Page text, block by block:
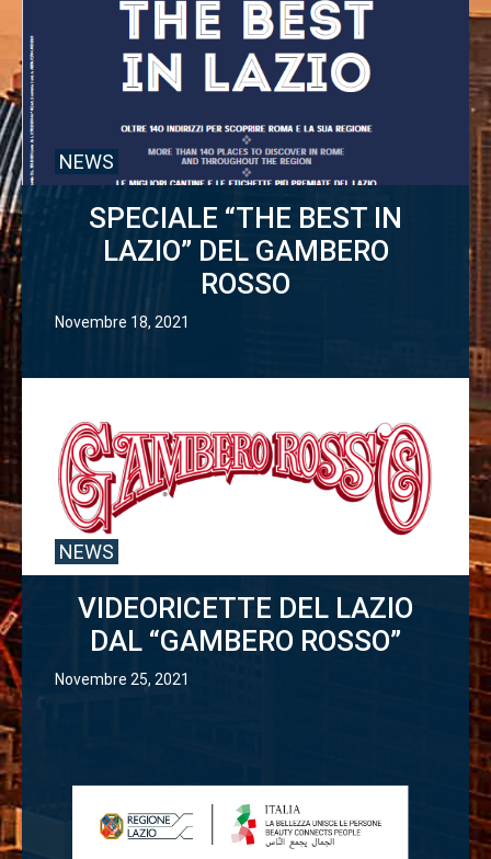
SPECIALE “THE BEST IN
LAZIO” DEL GAMBERO
ROSSO
Novembre 18, 2021
NEWS
VIDEORICETTE DEL LAZIO
DAL “GAMBERO ROSSO”
Novembre 25, 2021
NEWS